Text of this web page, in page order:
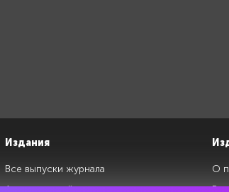
Издания
Все выпуски журнала
Архив изданий
О